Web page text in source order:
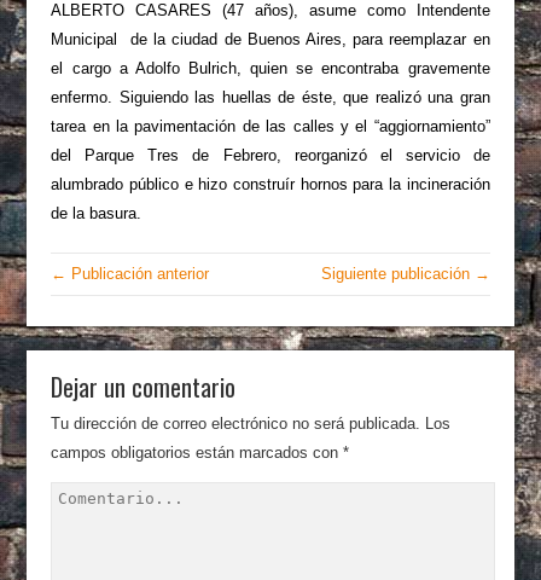
ALBERTO CASARES (47 años), asume como Intendente
Municipal de la ciudad de Buenos Aires, para reemplazar en
el cargo a Adolfo Bulrich, quien se encontraba gravemente
enfermo. Siguiendo las huellas de éste, que realizó una gran
tarea en la pavimentación de las calles y el “aggiornamiento”
del Parque Tres de Febrero, reorganizó el servicio de
alumbrado público e hizo construír hornos para la incineración
de la basura.
← Publicación anterior Siguiente publicación →
Dejar un comentario
Tu dirección de correo electrónico no será publicada. Los
campos obligatorios están marcados con*